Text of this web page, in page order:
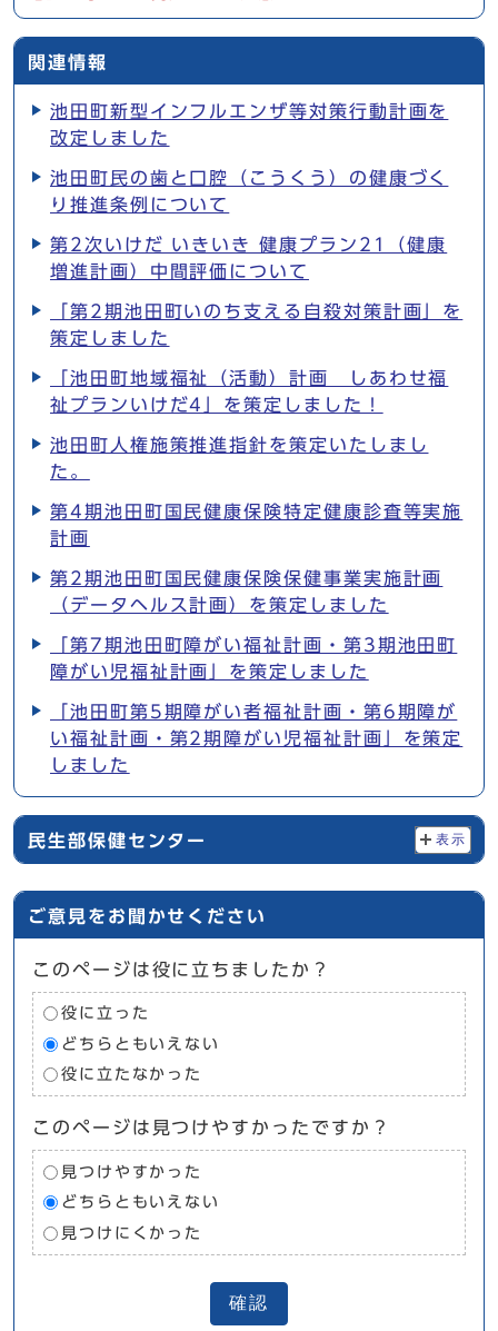
関連情報
池田町新型インフルエンザ等対策行動計画を
改定しました
池田町民の歯と口腔（こうくう）の健康づく
り推進条例について
第2次いけだ いきいき 健康プラン21（健康
増進計画）中間評価について
「第2期池田町いのち支える自殺対策計画」を
策定しました
「池田町地域福祉（活動）計画 しあわせ福
祉プランいけだ4」を策定しました！
池田町人権施策推進指針を策定いたしまし
た。
第4期池田町国民健康保険特定健康診査等実施
計画
第2期池田町国民健康保険保健事業実施計画
（データヘルス計画）を策定しました
「第7期池田町障がい福祉計画・第3期池田町
障がい児福祉計画」を策定しました
「池田町第5期障がい者福祉計画・第6期障が
い福祉計画・第2期障がい児福祉計画」を策定
しました
民生部保健センター 表示
ご意見をお聞かせください
このページは役に立ちましたか？
役に立った
どちらともいえない
役に立たなかった
このページは見つけやすかったですか？
見つけやすかった
どちらともいえない
見つけにくかった
確認